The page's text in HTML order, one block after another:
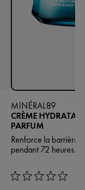
MINÉRAL89
CRÈME
PARFUM
Renforce la barrière
pendant 72 heures.
rating: 0 out of 5